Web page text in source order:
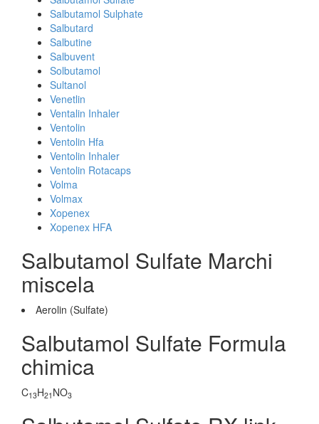
Salbutamol Sulphate
Salbutard
Salbutine
Salbuvent
Solbutamol
Sultanol
Venetlin
Ventalin Inhaler
Ventolin
Ventolin Hfa
Ventolin Inhaler
Ventolin Rotacaps
Volma
Volmax
Xopenex
Xopenex HFA
Salbutamol Sulfate Marchi
miscela
Aerolin (Sulfate)
Salbutamol Sulfate Formula
chimica
C13H21 NO3